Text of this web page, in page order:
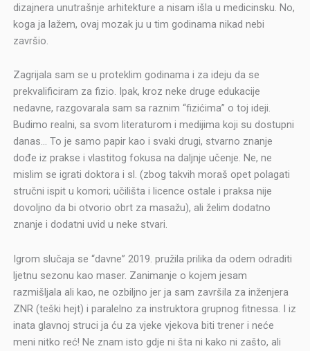
dizajnera unutrašnje arhitekture a nisam išla u medicinsku. No,
koga ja lažem, ovaj mozak ju u tim godinama nikad nebi
završio.
Zagrijala sam se u proteklim godinama i za ideju da se
prekvalificiram za fizio. Ipak, kroz neke druge edukacije
nedavne, razgovarala sam sa raznim “fizićima” o toj ideji.
Budimo realni, sa svom literaturom i medijima koji su dostupni
danas… To je samo papir kao i svaki drugi, stvarno znanje
dođe iz prakse i vlastitog fokusa na daljnje učenje. Ne, ne
mislim se igrati doktora i sl. (zbog takvih moraš opet polagati
stručni ispit u komori; učilišta i licence ostale i praksa nije
dovoljno da bi otvorio obrt za masažu), ali želim dodatno
znanje i dodatni uvid u neke stvari.
Igrom slučaja se “davne” 2019. pružila prilika da odem odraditi
ljetnu sezonu kao maser. Zanimanje o kojem jesam
razmišljala ali kao, ne ozbiljno jer ja sam završila za inženjera
ZNR (teški hejt) i paralelno za instruktora grupnog fitnessa. I iz
inata glavnoj struci ja ću za vjeke vjekova biti trener i neće
meni nitko reć! Ne znam isto gdje ni šta ni kako ni zašto, ali